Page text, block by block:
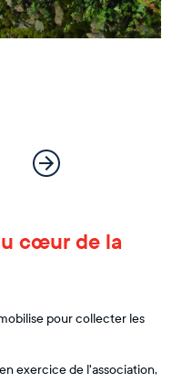
cœur de la
pour collecter les
exercice de l'association,